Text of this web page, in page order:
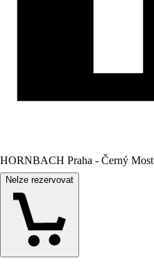
HORNBACH Praha - Černý Most
Nelze rezervovat